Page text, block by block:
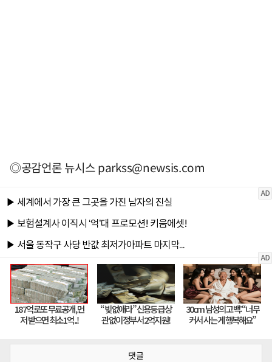
◎공감언론 뉴시스parkss@newsis.com
댓글